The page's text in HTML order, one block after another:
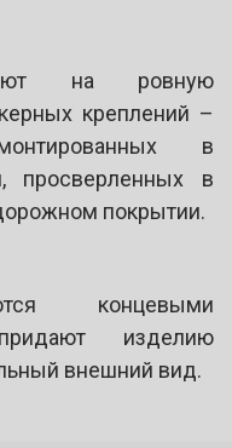
на ровную
креплений –
в
просверленных в
покрытии.
концевыми
изделию
внешний вид.